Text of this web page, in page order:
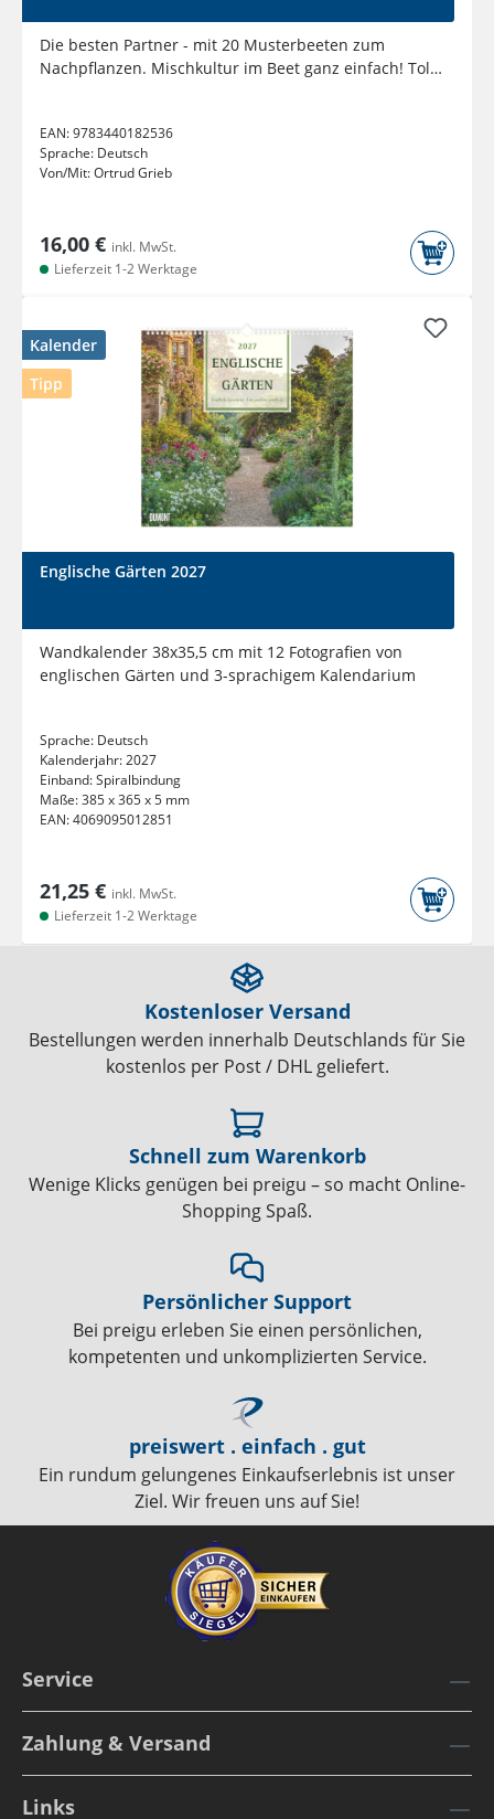
Die besten Partner - mit 20 Musterbeeten zum
Nachpflanzen. Mischkultur im Beet ganz einfach! Tolle
EAN:9783440182536
Sprache: Deutsch
Von/Mit:Ortrud Grieb
16,00 € inkl. MwSt.
Lieferzeit 1-2 Werktage
Kalender
Tipp
Englische Gärten 2027
Wandkalender 38x35,5 cm mit 12 Fotografien von
englischen Gärten und 3-sprachigem Kalendarium
Sprache: Deutsch
Kalenderjahr:2027
Einband:Spiralbindung
Maße:385 x 365 x 5 mm
EAN:4069095012851
21,25 € inkl. MwSt.
Lieferzeit 1-2 Werktage
Kostenloser Versand
Bestellungen werden innerhalb Deutschlands für Sie
kostenlos per Post / DHL geliefert.
Schnell zum Warenkorb
Wenige Klicks genügen bei preigu – so macht Online-
Shopping Spaß.
Persönlicher Support
Bei preigu erleben Sie einen persönlichen,
kompetenten und unkomplizierten Service.
preiswert . einfach . gut
Ein rundum gelungenes Einkaufserlebnis ist unser
Ziel. Wir freuen uns auf Sie!
Service
Zahlung & Versand
Links